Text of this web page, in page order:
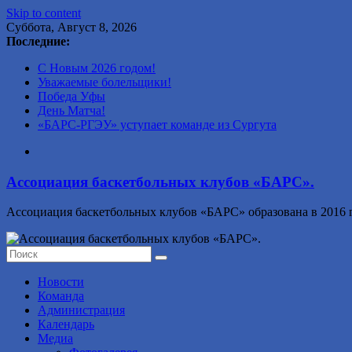
Skip to content
Суббота, Август 8, 2026
Последние:
С Новым 2026 годом!
Уважаемые болельщики!
Победа Уфы
День Матча!
«БАРС-РГЭУ» уступает команде из Сургута
Ассоциация баскетбольных клубов «БАРС».
Ассоциация баскетбольных клубов «БАРС» образована в 2016
Новости
Команда
Администрация
Календарь
Медиа